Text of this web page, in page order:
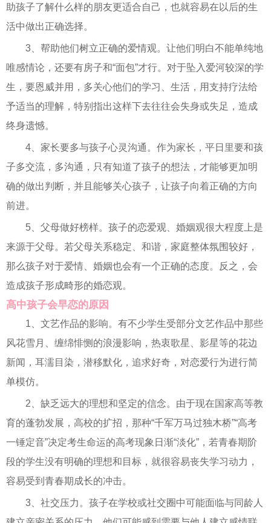
助孩子了解什么样的朋友更适合自己，也就容易在以后的生
活中做出正确选择。
3、帮助他们树立正确的爱情观。让他们明白不能单纯地
唯感情论，还要有房子和“面包”才行。对于坠入爱河较深的学
生，要恩威并用，多关心他们的学习、生活，用支持疗法给
予适当的理解，特别指出这样下去往往会失身或失足，造成
终身遗憾。
4、家长要多与孩子心灵沟通。作为家长，平日里要和孩
子多交流，多沟通，只有知道了孩子的想法，才能够更加明
确的做出判断，并且能够关心孩子，让孩子向着正确的方向
前进。
5、父母做好榜样。孩子的恋爱观、婚姻观很大程度上是
来源于父母。若父母关系稳定、和谐，家庭整体氛围较好，
那么孩子对于爱情、婚姻也会有一个正确的态度。反之，会
造成孩子形成畸形的婚恋观。
高中孩子会早恋的原因
1、文艺作品的影响。有不少学生受部分文艺作品中那些
风花雪月、缠绵悱恻的浪漫影响，热衷歌星、影星等的花边
新闻，耳濡目染，潜移默化，追求好奇，对恋爱行为进行简
单模仿。
2、缺乏远大的理想和坚定的信念。由于现在国家高等教
育的蓬勃发展，高校的扩招，那种“千军万马过独木桥”“高考
一锤定音”决定考生命运的高考现象日渐“淡化”，若青春期阶
段的学生没有明确的理想和目标，就很容易丧失学习动力，
容易受到青春期成长的冲击。
3、社交压力。孩子在学校或社交圈中可能面临与同龄人